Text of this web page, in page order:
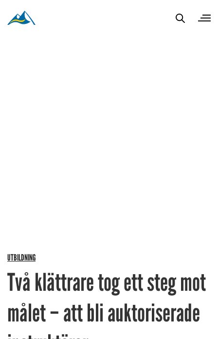
UTBILDNING
Två klättrare tog ett steg mot
målet – att bli auktoriserade